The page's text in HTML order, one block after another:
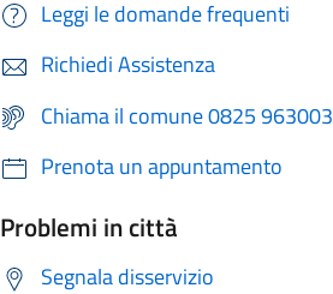
Leggi le domande frequenti
Richiedi Assistenza
Chiama il comune 0825 963003
Prenota un appuntamento
Problemi in città
Segnala disservizio